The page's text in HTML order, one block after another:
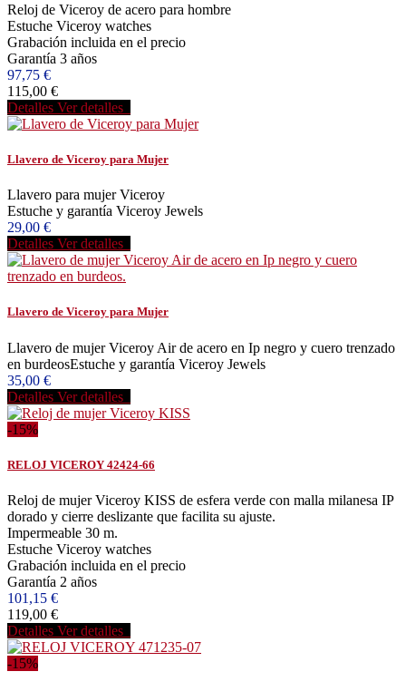
Reloj de Viceroy de acero para hombre
Estuche Viceroy watches
Grabación incluida en el precio
Garantía 3 años
97,75 €
115,00 €
Detalles Ver detalles
Llavero de Viceroy para Mujer
Llavero para mujer Viceroy
Estuche y garantía Viceroy Jewels
29,00 €
Detalles Ver detalles
Llavero de Viceroy para Mujer
Llavero de mujer Viceroy Air de acero en Ip negro y cuero trenzado
en burdeosEstuche y garantía Viceroy Jewels
35,00 €
Detalles Ver detalles
-15%
RELOJ VICEROY 42424-66
Reloj de mujer Viceroy KISS de esfera verde con malla milanesa IP
dorado y cierre deslizante que facilita su ajuste.
Impermeable 30 m.
Estuche Viceroy watches
Grabación incluida en el precio
Garantía 2 años
101,15 €
119,00 €
Detalles Ver detalles
-15%